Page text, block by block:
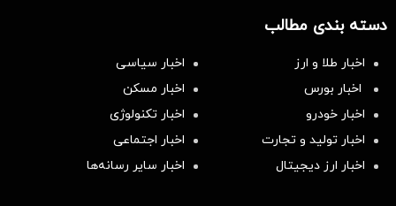
دسته بندی مطالب
اخبار طلا و ارز
اخبار سیاسی
اخبار بورس
اخبار مسکن
اخبار خودرو
اخبار تکنولوژی
اخبار تولید و تجارت
اخبار اجتماعی
اخبار ارز دیجیتال
اخبار سایر رسانه‌‌ها